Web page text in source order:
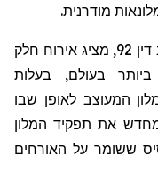
מודרנית.
, שנפתח ברחוב דין 92, מציג אירוח חלק
בעולם, בעלות
זהו מלון המעוצב לאופן שבו
את תפקיד המלון
ששומר על האורחים